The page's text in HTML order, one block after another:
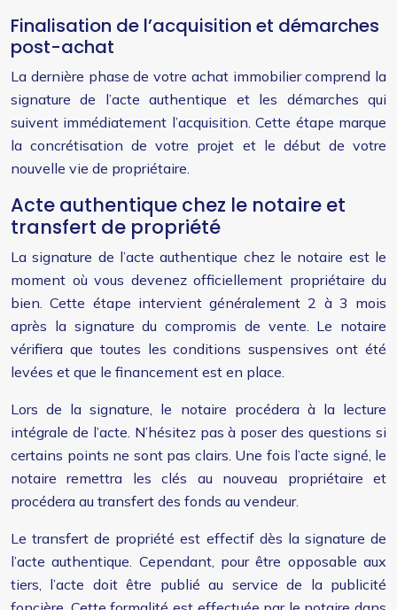
Finalisation de l’acquisition et démarches
post-achat
La dernière phase de votre achat immobilier comprend la
signature de l’acte authentique et les démarches qui
suivent immédiatement l’acquisition. Cette étape marque
la concrétisation de votre projet et le début de votre
nouvelle vie de propriétaire.
Acte authentique chez le notaire et
transfert de propriété
La signature de l’acte authentique chez le notaire est le
moment où vous devenez officiellement propriétaire du
bien. Cette étape intervient généralement 2 à 3 mois
après la signature du compromis de vente. Le notaire
vérifiera que toutes les conditions suspensives ont été
levées et que le financement est en place.
Lors de la signature, le notaire procédera à la lecture
intégrale de l’acte. N’hésitez pas à poser des questions si
certains points ne sont pas clairs. Une fois l’acte signé, le
notaire remettra les clés au nouveau propriétaire et
procédera au transfert des fonds au vendeur.
Le transfert de propriété est effectif dès la signature de
l’acte authentique. Cependant, pour être opposable aux
tiers, l’acte doit être publié au service de la publicité